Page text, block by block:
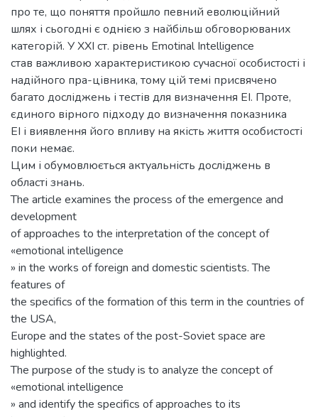
про те, що поняття пройшло певний еволюційний
шлях і сьогодні є однією з найбільш обговорюваних
категорій. У XXI ст. рівень Emotinal Intelligence
став важливою характеристикою сучасної особистості і
надійного пра-цівника, тому цій темі присвячено
багато досліджень і тестів для визначення EI. Проте,
єдиного вірного підходу до визначення показника
EI і виявлення його впливу на якість життя особистості
поки немає.
Цим і обумовлюється актуальність досліджень в
області знань.
The article examines the process of the emergence and
development
of approaches to the interpretation of the concept of
«emotional intelligence
» in the works of foreign and domestic scientists. The
features of
the specifics of the formation of this term in the countries of
the USA,
Europe and the states of the post-Soviet space are
highlighted.
The purpose of the study is to analyze the concept of
«emotional intelligence
» and identify the specifics of approaches to its